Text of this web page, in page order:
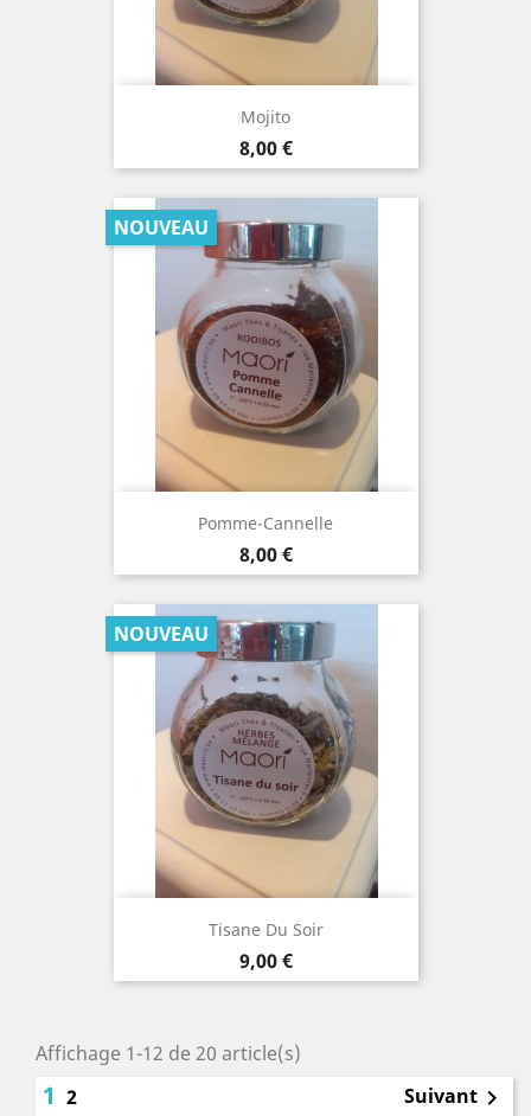
Mojito
Prix
8,00 €
Pomme-Cannelle
Prix
8,00 €
NOUVEAU
Tisane Du Soir
Prix
9,00 €
NOUVEAU
Affichage 1-12 de 20 article(s)
1 2 Suivant 